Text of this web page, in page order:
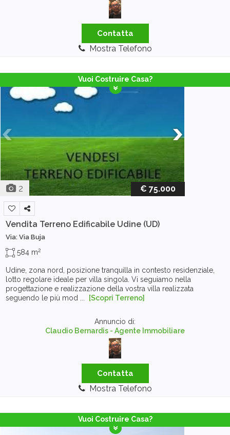
Contatta
Mostra Telefono
Vuoi Costruire Casa?
2 € 75.000
Vendita Terreno Edificabile Udine (UD)
Via: Via Buja
584 m2
Udine, zona nord, posizione tranquilla in contesto residenziale,
lotto regolare ideale per villa singola. Vi seguiamo nella
progettazione e realizzazione della vostra villa realizzata
seguendo le più mod ...
[Scopri Terreno]
Annuncio di:
Claudio Bernardis - Agente Immobiliare
Contatta
Mostra Telefono
Vuoi Costruire Casa?